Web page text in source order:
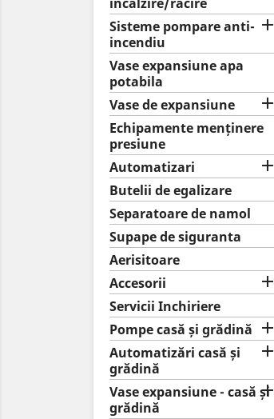
Sisteme pompare anti-
incendiu

Vase expansiune apa
potabila
Vase de expansiune

Echipamente menținere
presiune
Automatizari

Butelii de egalizare
Separatoare de namol
Supape de siguranta
Aerisitoare
Accesorii

Servicii Inchiriere
Pompe casă și grădină 
Automatizări casă și
grădină

Vase expansiune - casă și
grădină
